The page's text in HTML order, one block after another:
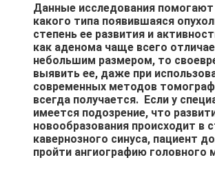
Данные исследования
какого типа появившаяся
степень ее развития и
как аденома чаще всего
небольшим размером, то
выявить ее, даже при
современных методов
всегда получается. Если у
имеется подозрение, что
новообразования происходит в
кавернозного синуса, пациент
пройти ангиографию головного